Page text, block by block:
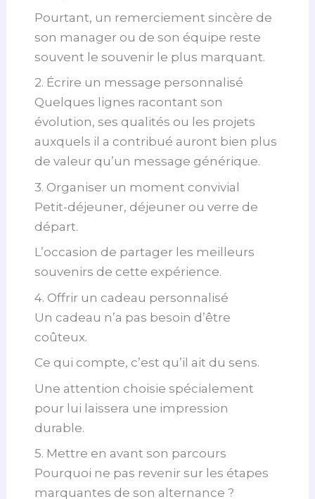
Pourtant, un remerciement sincère de
son manager ou de son équipe reste
souvent le souvenir le plus marquant.
2. Écrire un message personnalisé
Quelques lignes racontant son
évolution, ses qualités ou les projets
auxquels il a contribué auront bien plus
de valeur qu’un message générique.
3. Organiser un moment convivial
Petit-déjeuner, déjeuner ou verre de
départ.
L’occasion de partager les meilleurs
souvenirs de cette expérience.
4. Offrir un cadeau personnalisé
Un cadeau n’a pas besoin d’être
coûteux.
Ce qui compte, c’est qu’il ait du sens.
Une attention choisie spécialement
pour lui laissera une impression
durable.
5. Mettre en avant son parcours
Pourquoi ne pas revenir sur les étapes
marquantes de son alternance ?